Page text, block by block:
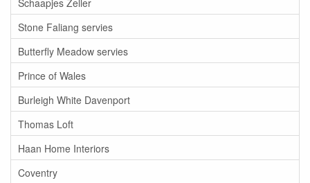
Stone Faliang servies
Butterfly Meadow servies
Prince of Wales
Burleigh White Davenport
Thomas Loft
Haan Home Interiors
Coventry